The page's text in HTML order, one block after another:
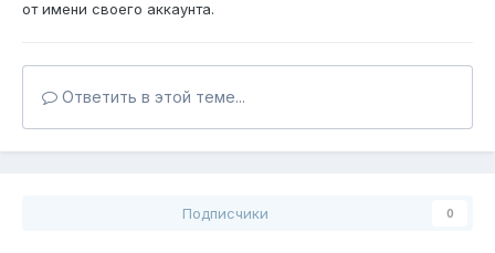
от имени своего аккаунта.
Ответить в этой теме...
Подписчики 0